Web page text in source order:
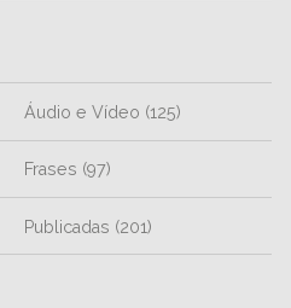
Áudio e Vídeo (125)
Frases (97)
Publicadas (201)